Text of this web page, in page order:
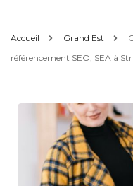
Accueil Grand Est
référencement SEO, SEA à